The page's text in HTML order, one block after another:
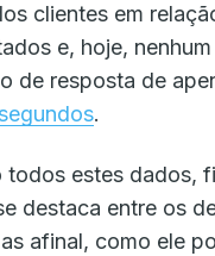
clientes em
e, hoje,
de resposta de
.
todos estes dados,
destaca entre os
afinal, como ele